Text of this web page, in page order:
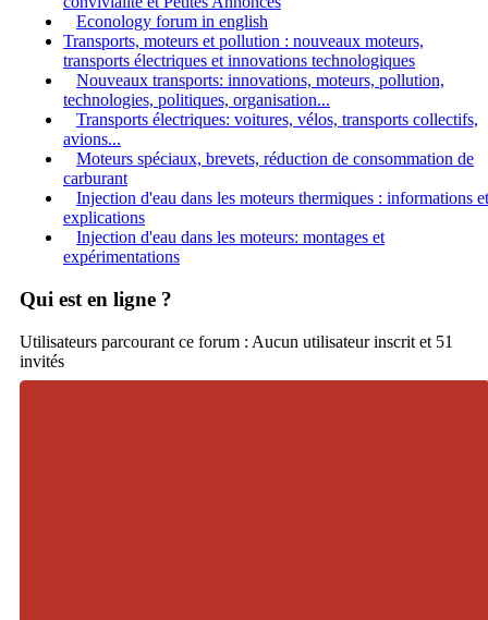
Econology forum in english
Transports, moteurs et pollution : nouveaux moteurs,
transports électriques et innovations technologiques
Nouveaux transports: innovations, moteurs, pollution,
technologies, politiques, organisation...
Transports électriques: voitures, vélos, transports collectifs,
avions...
Moteurs spéciaux, brevets, réduction de consommation de
carburant
Injection d'eau dans les moteurs thermiques : informations et
explications
Injection d'eau dans les moteurs: montages et
expérimentations
Qui est en ligne ?
Utilisateurs parcourant ce forum : Aucun utilisateur inscrit et 51
invités